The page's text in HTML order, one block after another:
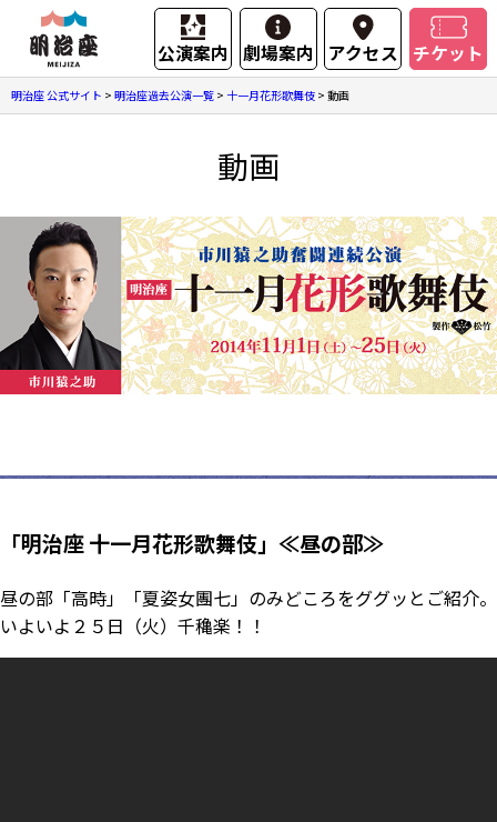
公演案内 劇場案内 アクセス チケット
明治座 公式サイト > 明治座過去公演一覧 > 十一月花形歌舞伎 > 動画
動画
「明治座 十一月花形歌舞伎」≪昼の部≫
昼の部「高時」「夏姿女團七」のみどころをググッとご紹介。
いよいよ２５日（火）千穐楽！！